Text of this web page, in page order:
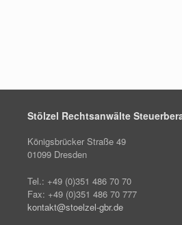
Stölzel Rechtsanwälte
Königsbrücker Straße 49
01099 Dresden
Tel.: +49 (0)351 486 70 70
Fax: +49 (0)351 486 70 777
kontakt@stoelzel-gbr.de